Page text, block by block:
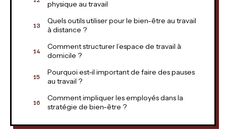
physique au travail
Quels outils utiliser pour le bien-être au travail
à distance ?
Comment structurer l’espace de travail à
domicile ?
Pourquoi est-il important de faire des pauses
au travail ?
Comment impliquer les employés dans la
stratégie de bien-être ?